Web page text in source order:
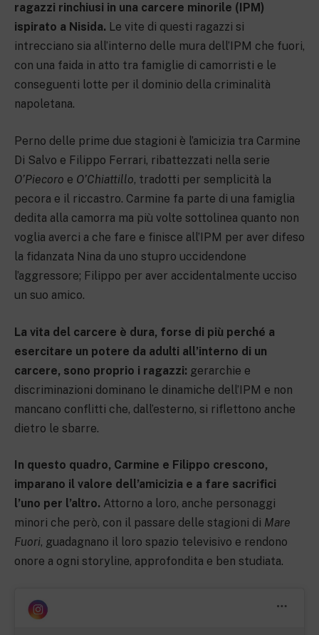
ragazzi rinchiusi in una carcere minorile (IPM)
ispirato a Nisida. Le vite di questi ragazzi si
intrecciano sia all’interno delle mura dell’IPM che fuori,
con una faida in atto tra famiglie di camorristi e le
conseguenti lotte per il dominio della criminalità
napoletana.
Perno delle prime due stagioni è l’amicizia tra Carmine
Di Salvo e Filippo Ferrari, ribattezzati nella serie
O’Piecoro e O’Chiattillo, tradotti per semplicità la
pecora e il riccastro. Carmine fa parte di una famiglia
dedita alla camorra ma più volte sottolinea quanto non
voglia averci a che fare e finisce all’IPM per aver difeso
la fidanzata Nina da uno stupro uccidendone
l’aggressore; Filippo per aver accidentalmente ucciso
un suo amico.
La vita del carcere è dura, forse di più perché a
esercitare un potere da adulti all’interno di un
carcere, sono proprio i ragazzi: gerarchie e
discriminazioni dominano le dinamiche dell’IPM e non
mancano conflitti che, dall’esterno, si riflettono anche
dietro le sbarre.
In questo quadro, Carmine e Filippo crescono,
imparano il valore dell’amicizia e a fare sacrifici
l’uno per l’altro. Attorno a loro, anche personaggi
minori che però, con il passare delle stagioni di Mare
Fuori, guadagnano il loro spazio televisivo e rendono
onore a ogni storyline, approfondita e ben studiata.